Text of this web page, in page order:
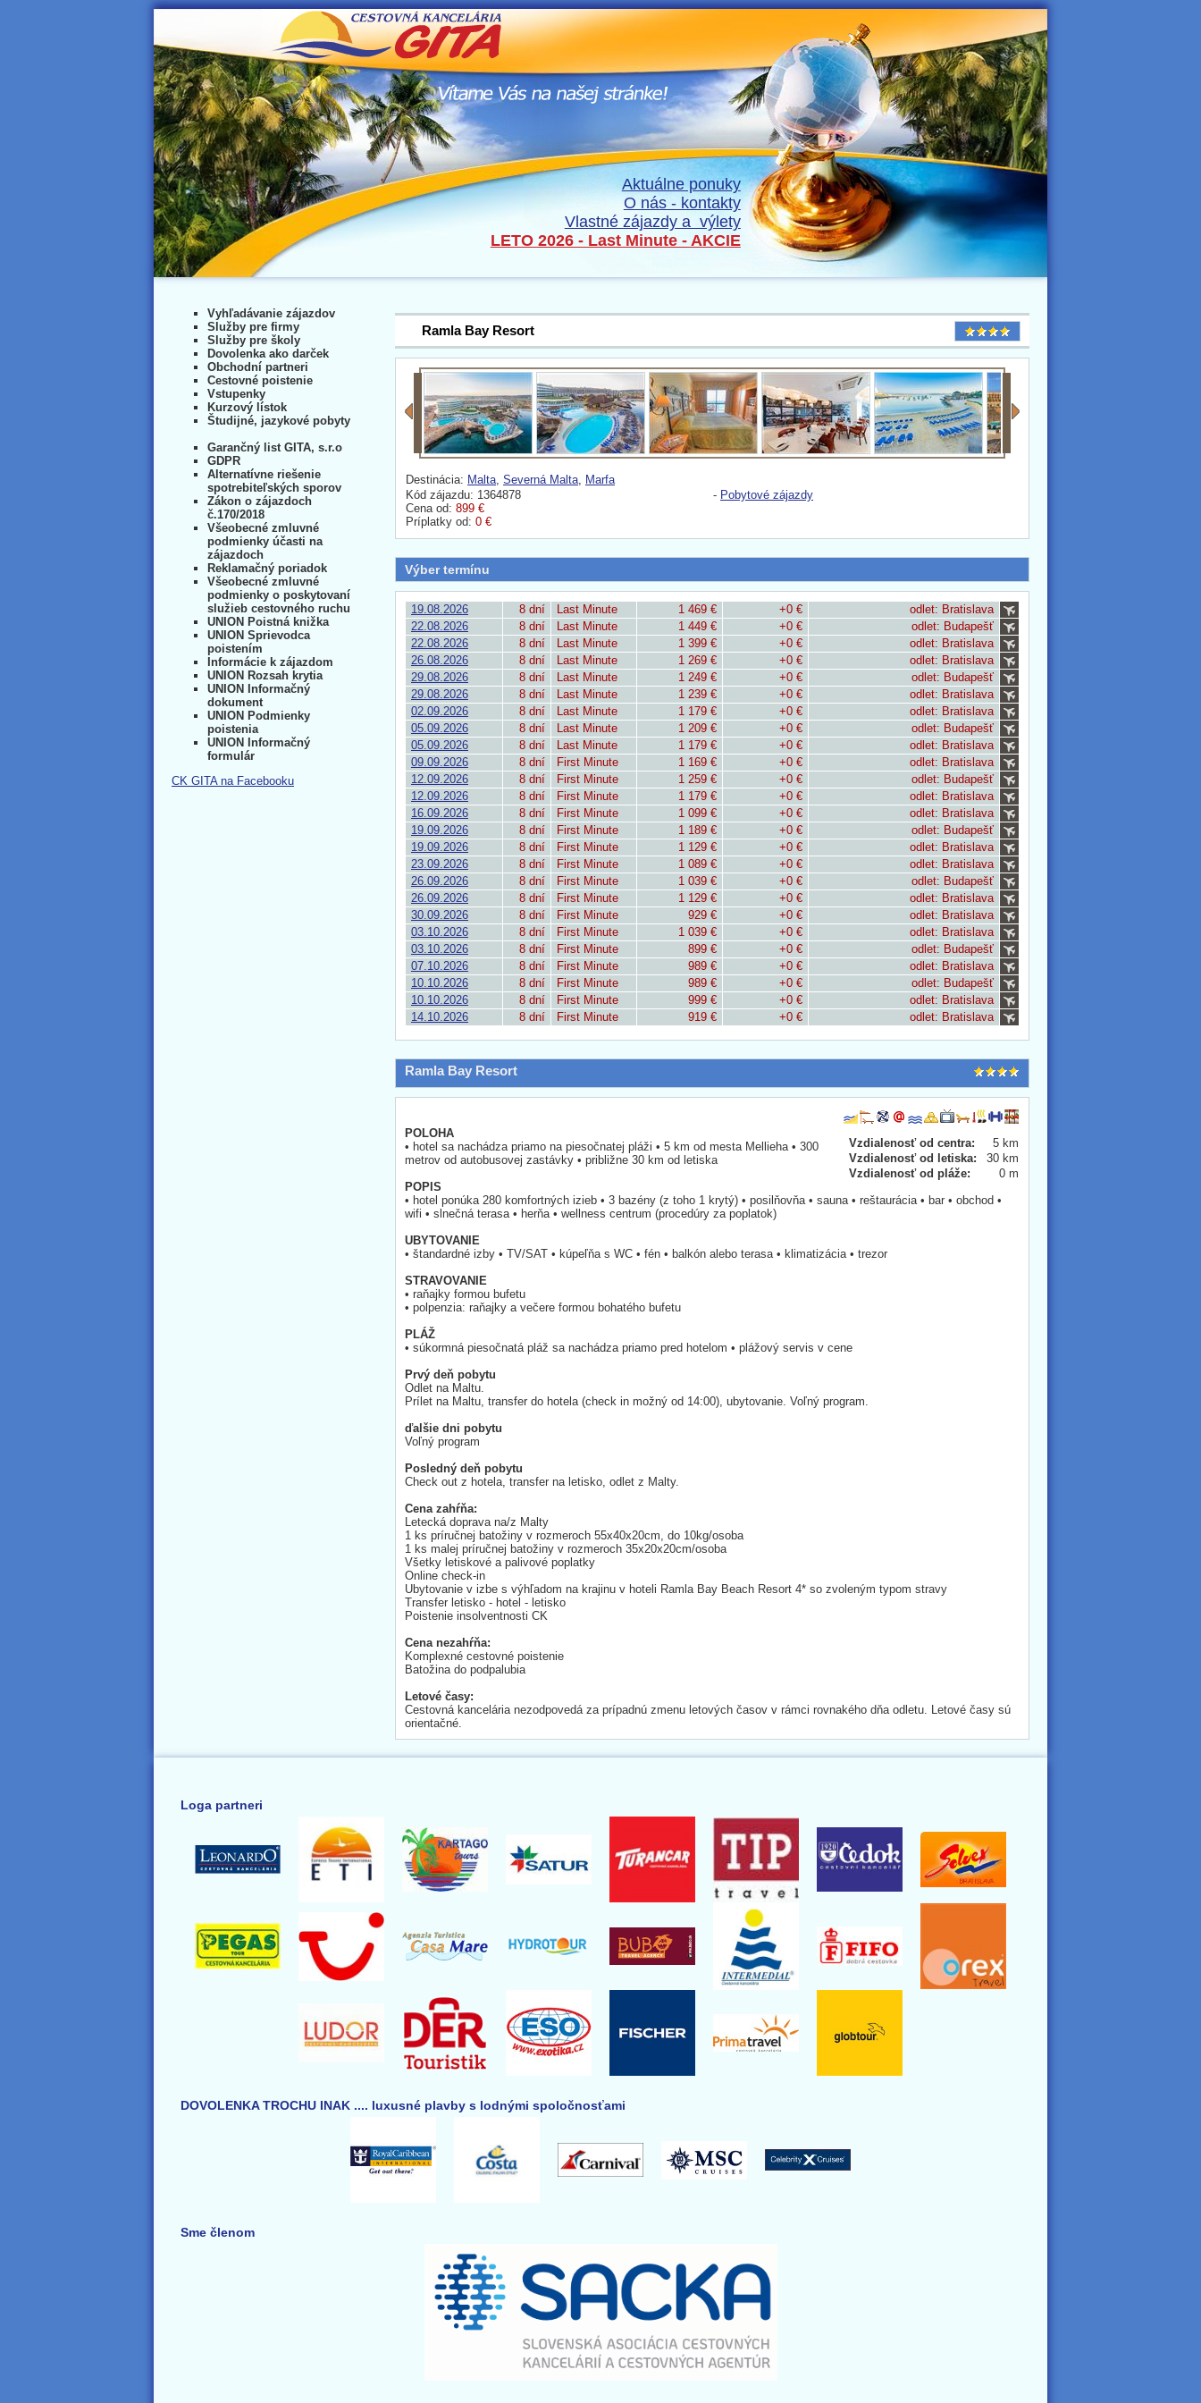
Aktuálne ponuky
O nás - kontakty
Vlastné zájazdy a výlety
LETO 2026 - Last Minute - AKCIE
Ramla Bay Resort
Destinácia: Malta, Severná Malta, Marfa
Kód zájazdu: 1364878
Cena od: 899 €
Príplatky od: 0 €
- Pobytové zájazdy
Výber termínu
19.08.2026 8 dní Last Minute 1 469 € +0 €
odlet: Bratislava
22.08.2026
8 dní Last Minute 1 449 € +0 €
odlet: Budapešť
22.08.2026
8 dní Last Minute 1 399 € +0 €
odlet: Bratislava
26.08.2026
8 dní Last Minute 1 269 € +0 €
odlet: Bratislava
29.08.2026
8 dní Last Minute 1 249 € +0 €
odlet: Budapešť
29.08.2026
8 dní Last Minute 1 239 € +0 €
odlet: Bratislava
02.09.2026
8 dní Last Minute 1 179 € +0 €
odlet: Bratislava
05.09.2026
8 dní Last Minute 1 209 € +0 €
odlet: Budapešť
05.09.2026
8 dní Last Minute 1 179 € +0 €
odlet: Bratislava
09.09.2026
8 dní First Minute 1 169 € +0 €
odlet: Bratislava
12.09.2026
8 dní First Minute 1 259 € +0 €
odlet: Budapešť
12.09.2026
8 dní First Minute 1 179 € +0 €
odlet: Bratislava
16.09.2026
8 dní First Minute 1 099 € +0 €
odlet: Bratislava
19.09.2026
8 dní First Minute 1 189 € +0 €
odlet: Budapešť
19.09.2026
8 dní First Minute 1 129 € +0 €
odlet: Bratislava
23.09.2026
8 dní First Minute 1 089 € +0 €
odlet: Bratislava
26.09.2026
8 dní First Minute 1 039 € +0 €
odlet: Budapešť
26.09.2026
8 dní First Minute 1 129 € +0 €
odlet: Bratislava
30.09.2026
8 dní First Minute 929 € +0 €
odlet: Bratislava
03.10.2026
8 dní First Minute 1 039 € +0 €
odlet: Bratislava
03.10.2026
8 dní First Minute 899 € +0 €
odlet: Budapešť
07.10.2026
8 dní First Minute 989 € +0 €
odlet: Bratislava
10.10.2026
8 dní First Minute 989 € +0 €
odlet: Budapešť
10.10.2026
8 dní First Minute 999 € +0 €
odlet: Bratislava
14.10.2026
8 dní First Minute 919 € +0 € odlet: Bratislava
Ramla Bay Resort
Vzdialenosť od centra:
5 km
Vzdialenosť od letiska:
30 km
Vzdialenosť od pláže:
0 m
POLOHA
• hotel sa nachádza priamo na piesočnatej pláži • 5 km od mesta Mellieha • 300
metrov od autobusovej zastávky • približne 30 km od letiska
POPIS
• hotel ponúka 280 komfortných izieb • 3 bazény (z toho 1 krytý) • posilňovňa • sauna • reštaurácia • bar • obchod •
wifi • slnečná terasa • herňa • wellness centrum (procedúry za poplatok)
UBYTOVANIE
• štandardné izby • TV/SAT • kúpeľňa s WC • fén • balkón alebo terasa • klimatizácia • trezor
STRAVOVANIE
• raňajky formou bufetu
• polpenzia: raňajky a večere formou bohatého bufetu
PLÁŽ
• súkormná piesočnatá pláž sa nachádza priamo pred hotelom • plážový servis v cene
Prvý deň pobytu
Odlet na Maltu.
Prílet na Maltu, transfer do hotela (check in možný od 14:00), ubytovanie. Voľný program.
ďalšie dni pobytu
Voľný program
Posledný deň pobytu
Check out z hotela, transfer na letisko, odlet z Malty.
Cena zahŕňa:
Letecká doprava na/z Malty
1 ks príručnej batožiny v rozmeroch 55x40x20cm, do 10kg/osoba
1 ks malej príručnej batožiny v rozmeroch 35x20x20cm/osoba
Všetky letiskové a palivové poplatky
Online check-in
Ubytovanie v izbe s výhľadom na krajinu v hoteli Ramla Bay Beach Resort 4* so zvoleným typom stravy
Transfer letisko - hotel - letisko
Poistenie insolventnosti CK
Cena nezahŕňa:
Komplexné cestovné poistenie
Batožina do podpalubia
Letové časy:
Cestovná kancelária nezodpovedá za prípadnú zmenu letových časov v rámci rovnakého dňa odletu. Letové časy sú
orientačné.
Vyhľadávanie zájazdov
Služby pre firmy
Služby pre školy
Dovolenka ako darček
Obchodní partneri
Cestovné poistenie
Vstupenky
Kurzový lístok
Študijné, jazykové pobyty
Garančný list GITA, s.r.o
GDPR
Alternatívne riešenie
spotrebiteľských sporov
Zákon o zájazdoch
č.170/2018
Všeobecné zmluvné
podmienky účasti na
zájazdoch
Reklamačný poriadok
Všeobecné zmluvné
podmienky o poskytovaní
služieb cestovného ruchu
UNION Poistná knižka
UNION Sprievodca
poistením
Informácie k zájazdom
UNION Rozsah krytia
UNION Informačný
dokument
UNION Podmienky
poistenia
UNION Informačný
formulár
CK GITA na Facebooku
Loga partneri
DOVOLENKA TROCHU INAK .... luxusné plavby s lodnými spoločnosťami
Sme členom